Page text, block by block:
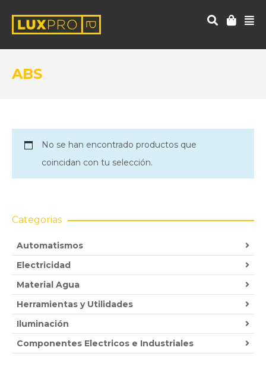
ABS
No se han encontrado productos que
coincidan con tu selección.
Categorias
Automatismos
Electricidad
Material Agua
Herramientas y Utilidades
Iluminación
Componentes Electricos e Industriales